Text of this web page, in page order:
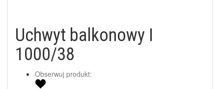
Uchwyt balkonowy I
1000/38
Obserwuj produkt: